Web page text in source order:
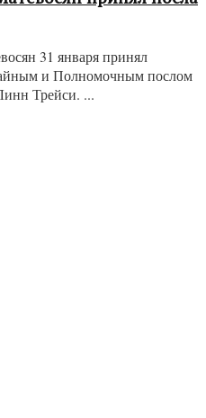
31 января принял
и Полномочным послом
Трейси. ...